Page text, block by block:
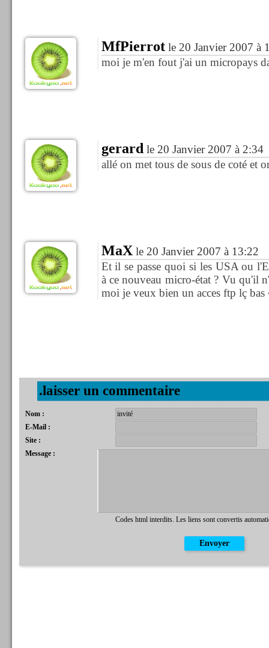
MfPierrotle 20 Janvier 2007 à
moi je m'en fout j'ai un micropays
gerard le 20 Janvier 2007 à 2:34
allé on met tous de sous de coté et
MaX le 20 Janvier 2007 à 13:22
Et il se passe quoi si les USA ou
à ce nouveau micro-état ? Vu qu'il
moi je veux bien un acces ftp lç bas
.laisser un commentaire
Nom :
E-Mail :
Site :
Message :
Codes html interdits. Les liens sont convertis